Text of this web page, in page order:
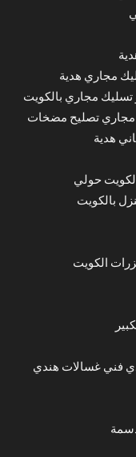
مجاري هدية
مجاري بالكويت
تصليح مضخات
هدية
حولي
بالكويت
الكويت
فني غسالات هندي